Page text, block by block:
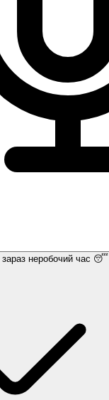
зараз неробочий час 😴